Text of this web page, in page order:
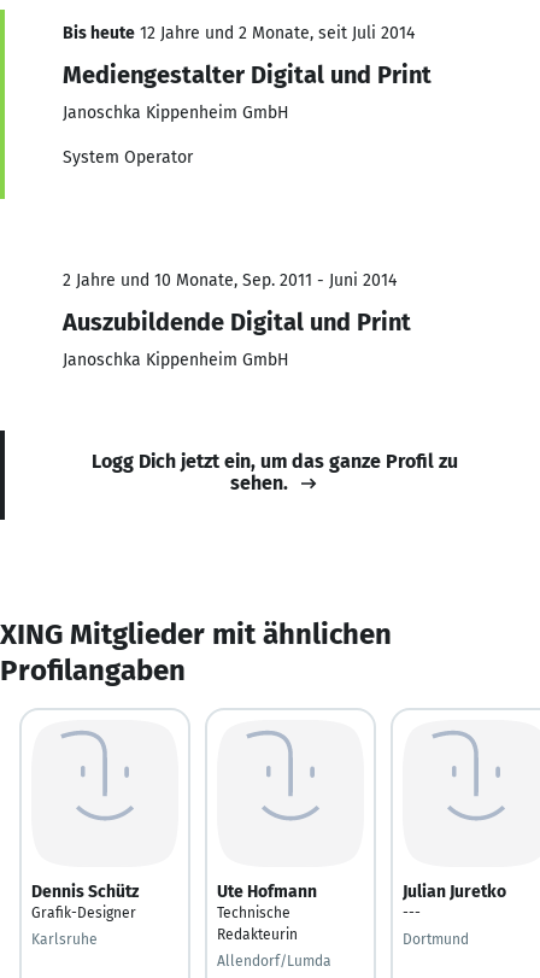
Bis heute 12 Jahre und 2 Monate, seit Juli 2014
Mediengestalter Digital und Print
Janoschka Kippenheim GmbH
System Operator
2 Jahre und 10 Monate, Sep. 2011 - Juni 2014
Auszubildende Digital und Print
Janoschka Kippenheim GmbH
Logg Dich jetzt ein, um das ganze Profil zu
sehen.
XING Mitglieder mit ähnlichen
Profilangaben
Dennis Schütz
Grafik-Designer
Karlsruhe
Ute Hofmann
Technische
Redakteurin
Allendorf/Lumda
Julian Juretko
---
Dortmund